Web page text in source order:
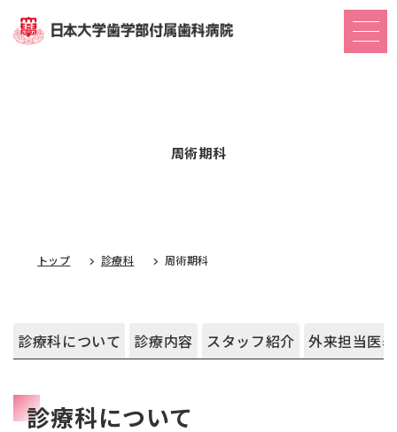
周術期科
トップ 診療科 周術期科
診療科について 診療内容 スタッフ紹介 外来担当医表
診療科について